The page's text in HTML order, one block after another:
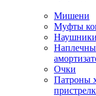
Мишени
Муфты
Наушники
Очки
Патроны